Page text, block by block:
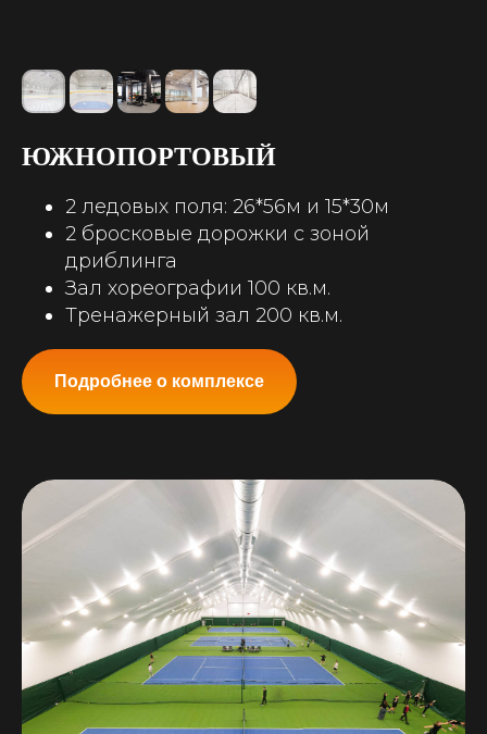
ЮЖНОПОРТОВЫЙ
2 ледовых поля: 26*56м и 15*30м
2 бросковые дорожки с зоной
дриблинга
Зал хореографии 100 кв.м.
Тренажерный зал 200 кв.м.
Подробнее о комплексе